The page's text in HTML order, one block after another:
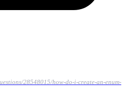
28548015/how-do-i-create-an-enum-